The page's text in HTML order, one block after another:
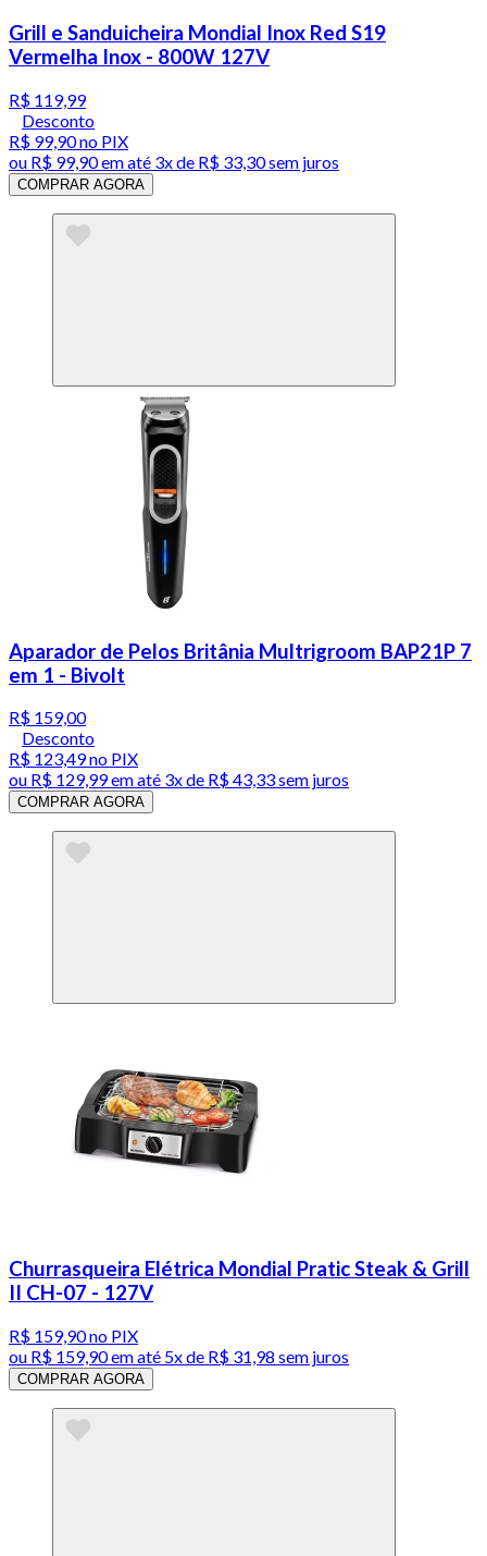
Grill e Sanduicheira Mondial Inox Red S19
Vermelha Inox - 800W 127V
R$ 119,99
Desconto
R$ 99,90no PIX
ou R$ 99,90em até 3x de R$ 33,30 sem juros
COMPRAR AGORA
Aparador de Pelos Britânia Multrigroom BAP21P 7
em 1 - Bivolt
R$ 159,00
Desconto
R$ 123,49no PIX
ou R$ 129,99em até 3x de R$ 43,33 sem juros
COMPRAR AGORA
Churrasqueira Elétrica Mondial Pratic Steak & Grill
II CH-07 - 127V
R$ 159,90no PIX
ou R$ 159,90em até 5x de R$ 31,98 sem juros
COMPRAR AGORA